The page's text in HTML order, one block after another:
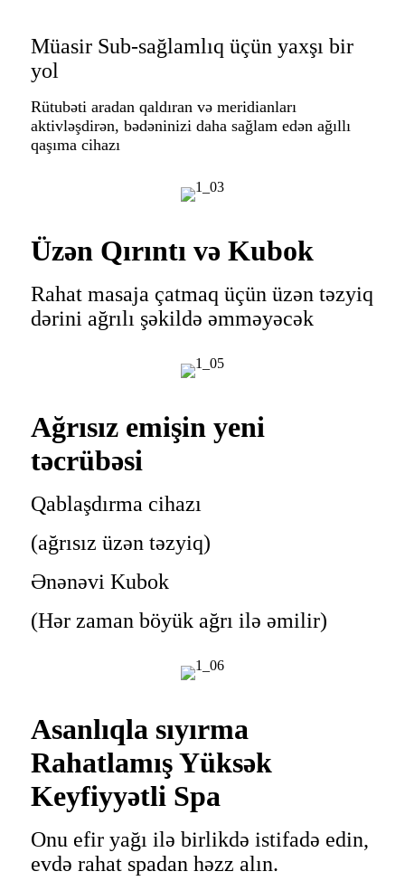
Müasir Sub-sağlamlıq üçün yaxşı bir
yol
Rütubəti aradan qaldıran və meridianları
aktivləşdirən, bədəninizi daha sağlam edən ağıllı
qaşıma cihazı
Üzən Qırıntı və Kubok
Rahat masaja çatmaq üçün üzən təzyiq
dərini ağrılı şəkildə əmməyəcək
Ağrısız emişin yeni
təcrübəsi
Qablaşdırma cihazı
(ağrısız üzən təzyiq)
Ənənəvi Kubok
(Hər zaman böyük ağrı ilə əmilir)
Asanlıqla sıyırma
Rahatlamış Yüksək
Keyfiyyətli Spa
Onu efir yağı ilə birlikdə istifadə edin,
evdə rahat spadan həzz alın.